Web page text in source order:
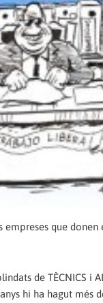
que donen
de TÈCNICS i
hi ha hagut més